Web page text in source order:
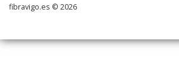
fibravigo.es © 2026